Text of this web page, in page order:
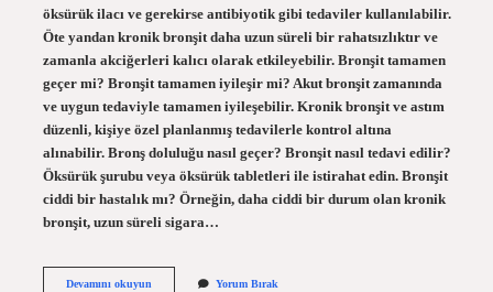
öksürük ilacı ve gerekirse antibiyotik gibi tedaviler kullanılabilir.
Öte yandan kronik bronşit daha uzun süreli bir rahatsızlıktır ve
zamanla akciğerleri kalıcı olarak etkileyebilir. Bronşit tamamen
geçer mi? Bronşit tamamen iyileşir mi? Akut bronşit zamanında
ve uygun tedaviyle tamamen iyileşebilir. Kronik bronşit ve astım
düzenli, kişiye özel planlanmış tedavilerle kontrol altına
alınabilir. Bronş doluluğu nasıl geçer? Bronşit nasıl tedavi edilir?
Öksürük şurubu veya öksürük tabletleri ile istirahat edin. Bronşit
ciddi bir hastalık mı? Örneğin, daha ciddi bir durum olan kronik
bronşit, uzun süreli sigara…
Devamını okuyunBronşlar
Yorum Bırak